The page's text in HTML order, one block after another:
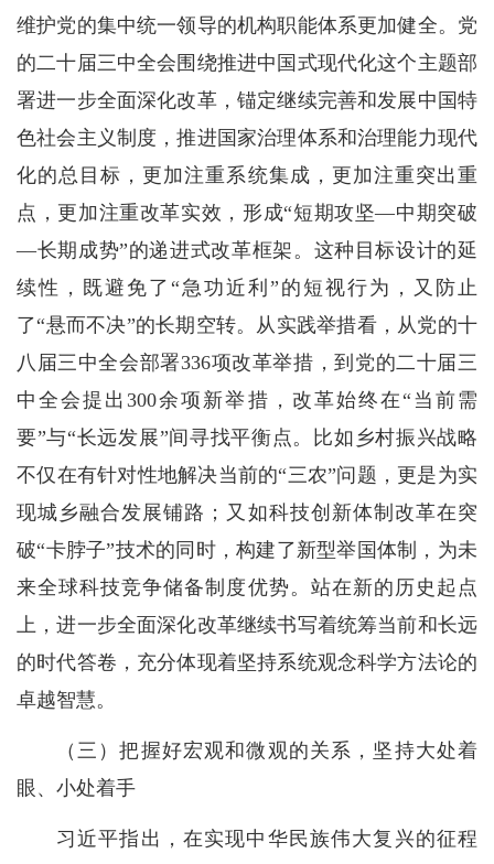
维护党的集中统一领导的机构职能体系更加健全。党
的二十届三中全会围绕推进中国式现代化这个主题部
署进一步全面深化改革，锚定继续完善和发展中国特
色社会主义制度，推进国家治理体系和治理能力现代
化的总目标，更加注重系统集成，更加注重突出重
点，更加注重改革实效，形成“短期攻坚—中期突破
—长期成势”的递进式改革框架。这种目标设计的延
续性，既避免了“急功近利”的短视行为，又防止
了“悬而不决”的长期空转。从实践举措看，从党的十
八届三中全会部署336项改革举措，到党的二十届三
中全会提出300余项新举措，改革始终在“当前需
要”与“长远发展”间寻找平衡点。比如乡村振兴战略
不仅在有针对性地解决当前的“三农”问题，更是为实
现城乡融合发展铺路；又如科技创新体制改革在突
破“卡脖子”技术的同时，构建了新型举国体制，为未
来全球科技竞争储备制度优势。站在新的历史起点
上，进一步全面深化改革继续书写着统筹当前和长远
的时代答卷，充分体现着坚持系统观念科学方法论的
卓越智慧。
（三）把握好宏观和微观的关系，坚持大处着
眼、小处着手
习近平指出，在实现中华民族伟大复兴的征程